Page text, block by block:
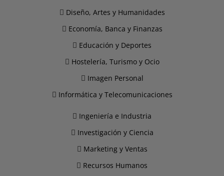
Diseño, Artes y Humanidades
Economía, Banca y Finanzas
Educación y Deportes
Hostelería, Turismo y Ocio
Imagen Personal
Informática y Telecomunicaciones
Ingeniería e Industria
Investigación y Ciencia
Marketing y Ventas
Recursos Humanos